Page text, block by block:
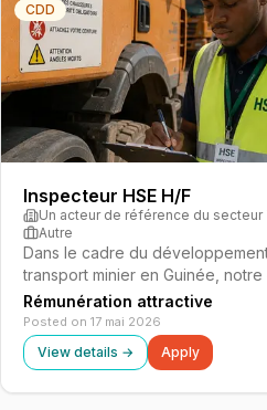
CDD
Inspecteur HSE H/F
Un acteur de référence du secteur
Autre
Dans le cadre du
transport minier en Guinée,
Inspecteur HSE pour renforcer
Boffa, vous serez responsable
contrôle des politiques de sant…
Rémunération attractive
Posted on 17 mai 2026
View details → Apply